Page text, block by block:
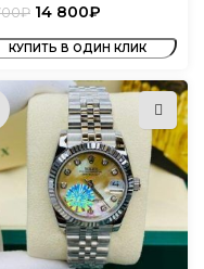
₽ 14 800₽
КУПИТЬ В ОДИН КЛИК